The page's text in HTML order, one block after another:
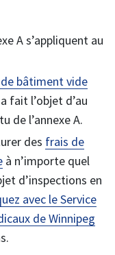
A s’appliquent au
bâtiment vide
fait l’objet d’au
de l’annexe A.
des frais de
à n’importe quel
d’inspections en
avec le Service
de Winnipeg